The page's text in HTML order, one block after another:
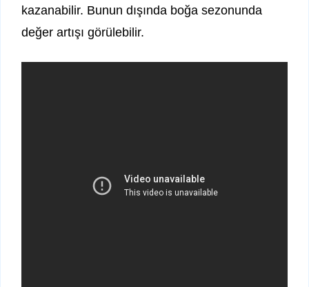
kazanabilir. Bunun dışında boğa sezonunda
değer artışı görülebilir.